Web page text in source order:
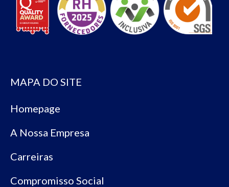
MAPA DO SITE
Homepage
A Nossa Empresa
Carreiras
Compromisso Social